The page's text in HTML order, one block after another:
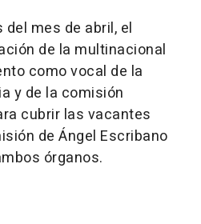
mes de abril, el
de la multinacional
como vocal de la
y de la comisión
cubrir las vacantes
de Ángel Escribano
órganos.